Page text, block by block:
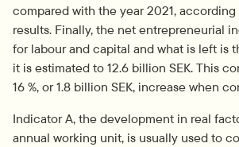
compared with the year 2021,
results. Finally, the net entrepreneurial
for labour and capital and what is left is
it is estimated to 12.6 billion SEK. This
16 %, or 1.8 billion SEK, increase when
Indicator A, the development in real
annual working unit, is usually used to